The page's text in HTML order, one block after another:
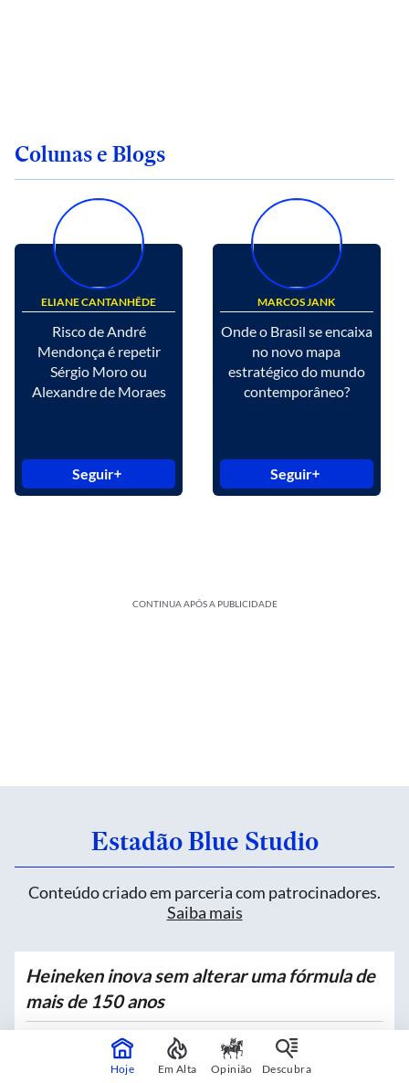
Colunas e Blogs
ELIANE CANTANHÊDE
Risco de André
Mendonça é repetir
Sérgio Moro ou
Alexandre de Moraes
Seguir
MARCOS JANK
Onde o Brasil se encaixa
no novo mapa
estratégico do mundo
contemporâneo?
Seguir
CONTINUA APÓS A PUBLICIDADE
Estadão Blue Studio
Conteúdo criado em parceria com patrocinadores.
Saiba mais
Heineken inova sem alterar uma fórmula de
mais de 150 anos
Patrocinado por
Hoje Em Alta Opinião Descubra